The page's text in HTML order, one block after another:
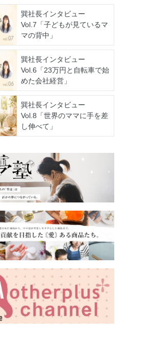
巽社長インタビュー
Vol.7「子どもが見ているマ
マの背中」
巽社長インタビュー
Vol.6「23万円と自転車で始
めた会社経営」
巽社長インタビュー
Vol.8「世界のママに手を差
し伸べて」